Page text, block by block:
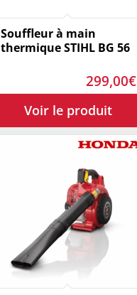
Souffleur à main
thermique STIHL BG 56
299,00€